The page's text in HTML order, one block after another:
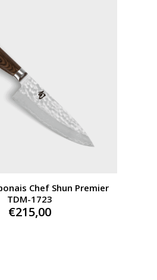
Chef Shun Premier
TDM-1723
€215,00